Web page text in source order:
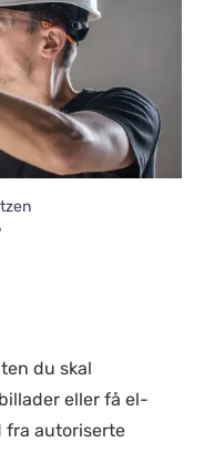
du skal
eller få el-
fra autoriserte